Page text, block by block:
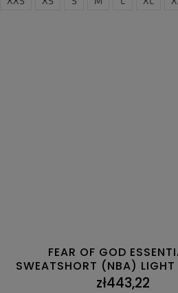
FEAR OF GOD
SWEATSHORT (NBA) LIGHT
zł443,22